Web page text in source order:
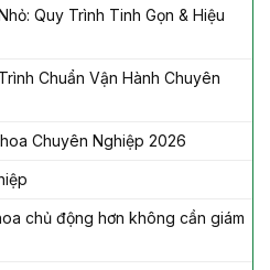
Quy Trình Tinh Gọn & Hiệu
Chuẩn Vận Hành Chuyên
Chuyên Nghiệp 2026
chủ động hơn không cần giám